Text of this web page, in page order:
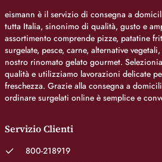
eismann è il servizio di consegna a
tutta Italia, sinonimo di qualità, gusto e
assortimento comprende pizze, patatine
surgelate, pesce, carne, alternative
nostro rinomato gelato gourmet.
qualità e utilizziamo lavorazioni delicate
freschezza. Grazie alla consegna a
ordinare surgelati online è semplice e
Servizio Clienti
800-218919